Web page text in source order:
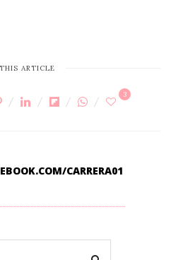
ARTICLE
3
CARRERA01